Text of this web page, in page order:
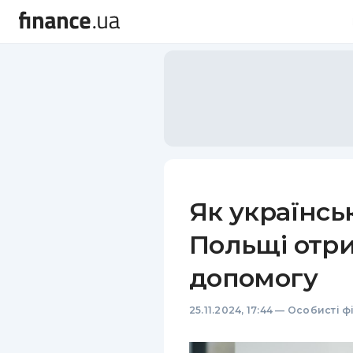
Як
Польщі
допомогу
25.11.2024, 17:44 — Особисті